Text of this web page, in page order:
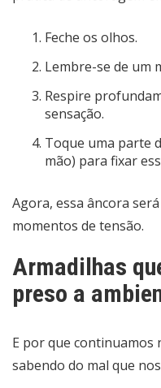
Feche os olhos.
Lembre-se de um
Respire
sensação.
Toque uma parte
mão) para fixar
Agora, essa âncora
momentos de tensão.
Armadilhas
preso a
E por que continuamos
sabendo do mal que